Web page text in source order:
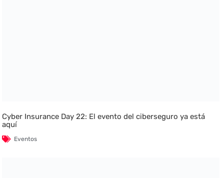
Cyber Insurance Day 22: El evento del ciberseguro ya está
aquí
Eventos